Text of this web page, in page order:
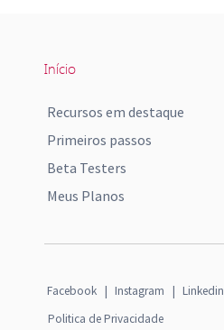
Início
Recursos em destaque
Primeiros passos
Beta Testers
Meus Planos
Facebook | Instagram | Linkedin
Politica de Privacidade